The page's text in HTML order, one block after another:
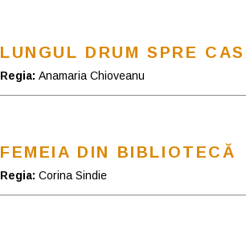
LUNGUL DRUM SPRE
Regia: Anamaria Chioveanu
FEMEIA DIN BIBLIOTECĂ
Regia: Corina Sindie